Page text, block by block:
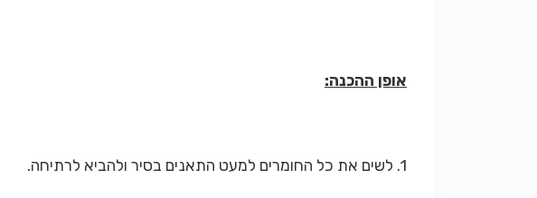
אופן ההכנה:
1. לשים את כל החומרים למעט התאנים בסיר ולהביא לרתיחה.